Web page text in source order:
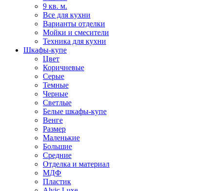
9 кв. м.
Все для кухни
Варианты отделки
Мойки и смесители
Техника для кухни
Шкафы-купе
Цвет
Коричневые
Серые
Темные
Черные
Светлые
Белые шкафы-купе
Венге
Размер
Маленькие
Большие
Средние
Отделка и материал
МДФ
Пластик